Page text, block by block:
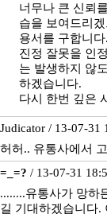
너무나 큰 신뢰
습을 보여드리
용서를 구합니다.
진정 잘못을 인
는 발생하지 않
하겠습니다.
다시 한번 깊은
Judicator / 13-07-31
허허.. 유통사에서
=_=? / 13-07-31
........유통사가 망하
길 기대하겠습니다.